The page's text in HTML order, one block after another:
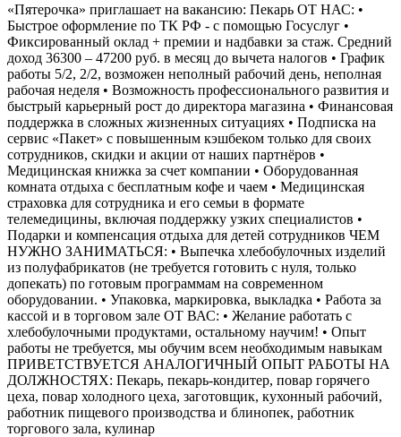
«Пятерочка» приглашает на вакансию: Пекарь ОТ НАС: •
Быстрое оформление по ТК РФ - с помощью Госуслуг •
Фиксированный оклад + премии и надбавки за стаж. Средний
доход 36300 – 47200 руб. в месяц до вычета налогов • График
работы 5/2, 2/2, возможен неполный рабочий день, неполная
рабочая неделя • Возможность профессионального развития и
быстрый карьерный рост до директора магазина • Финансовая
поддержка в сложных жизненных ситуациях • Подписка на
сервис «Пакет» с повышенным кэшбеком только для своих
сотрудников, скидки и акции от наших партнёров •
Медицинская книжка за счет компании • Оборудованная
комната отдыха с бесплатным кофе и чаем • Медицинская
страховка для сотрудника и его семьи в формате
телемедицины, включая поддержку узких специалистов •
Подарки и компенсация отдыха для детей сотрудников ЧЕМ
НУЖНО ЗАНИМАТЬСЯ: • Выпечка хлебобулочных изделий
из полуфабрикатов (не требуется готовить с нуля, только
допекать) по готовым программам на современном
оборудовании. • Упаковка, маркировка, выкладка • Работа за
кассой и в торговом зале ОТ ВАС: • Желание работать с
хлебобулочными продуктами, остальному научим! • Опыт
работы не требуется, мы обучим всем необходимым навыкам
ПРИВЕТСТВУЕТСЯ АНАЛОГИЧНЫЙ ОПЫТ РАБОТЫ НА
ДОЛЖНОСТЯХ: Пекарь, пекарь-кондитер, повар горячего
цеха, повар холодного цеха, заготовщик, кухонный рабочий,
работник пищевого производства и блинопек, работник
торгового зала, кулинар